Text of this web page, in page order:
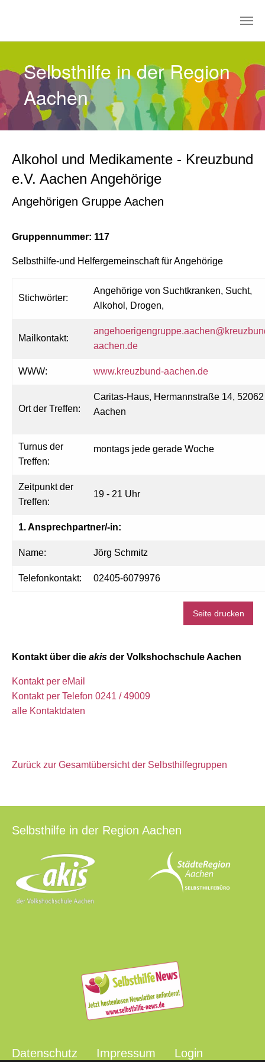
Selbsthilfe in der Region
Aachen
Alkohol und Medikamente - Kreuzbund
e.V. Aachen Angehörige
Angehörigen Gruppe Aachen
Gruppennummer: 117
Selbsthilfe-und Helfergemeinschaft für Angehörige
Stichwörter:
Angehörige von Suchtkranken, Sucht,
Alkohol, Drogen,
Mailkontakt:
aachen.de
WWW: www.kreuzbund-aachen.de
Ort der Treffen:
Caritas-Haus, Hermannstraße 14, 52062
Aachen
Turnus der
Treffen:
montags jede gerade Woche
Zeitpunkt der
Treffen:
19 - 21 Uhr
1. Ansprechpartner/-in:
Name: Jörg Schmitz
Telefonkontakt: 02405-6079976
Seite drucken
Kontakt über die akis der Volkshochschule Aachen
Kontakt per eMail
Kontakt per Telefon 0241 / 49009
alle Kontaktdaten
Zurück zur Gesamtübersicht der Selbsthilfegruppen
Selbsthilfe in der Region Aachen
Datenschutz Impressum Login